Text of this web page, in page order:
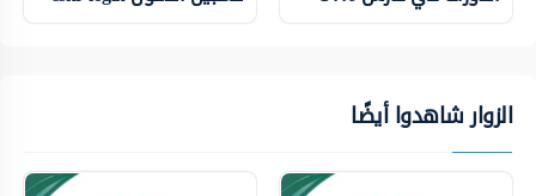
الزوار شاهدوا أيضًا